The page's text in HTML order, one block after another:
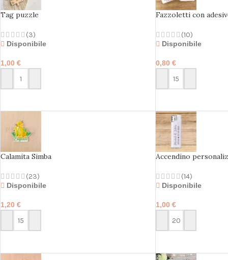
Tag puzzle
(3)
Disponibile
1,00 €
Fazzoletti con
(10)
Disponibile
0,80€
Calamita Simba
(23)
Disponibile
1,20 €
Accendino
(14)
Disponibile
1,00€